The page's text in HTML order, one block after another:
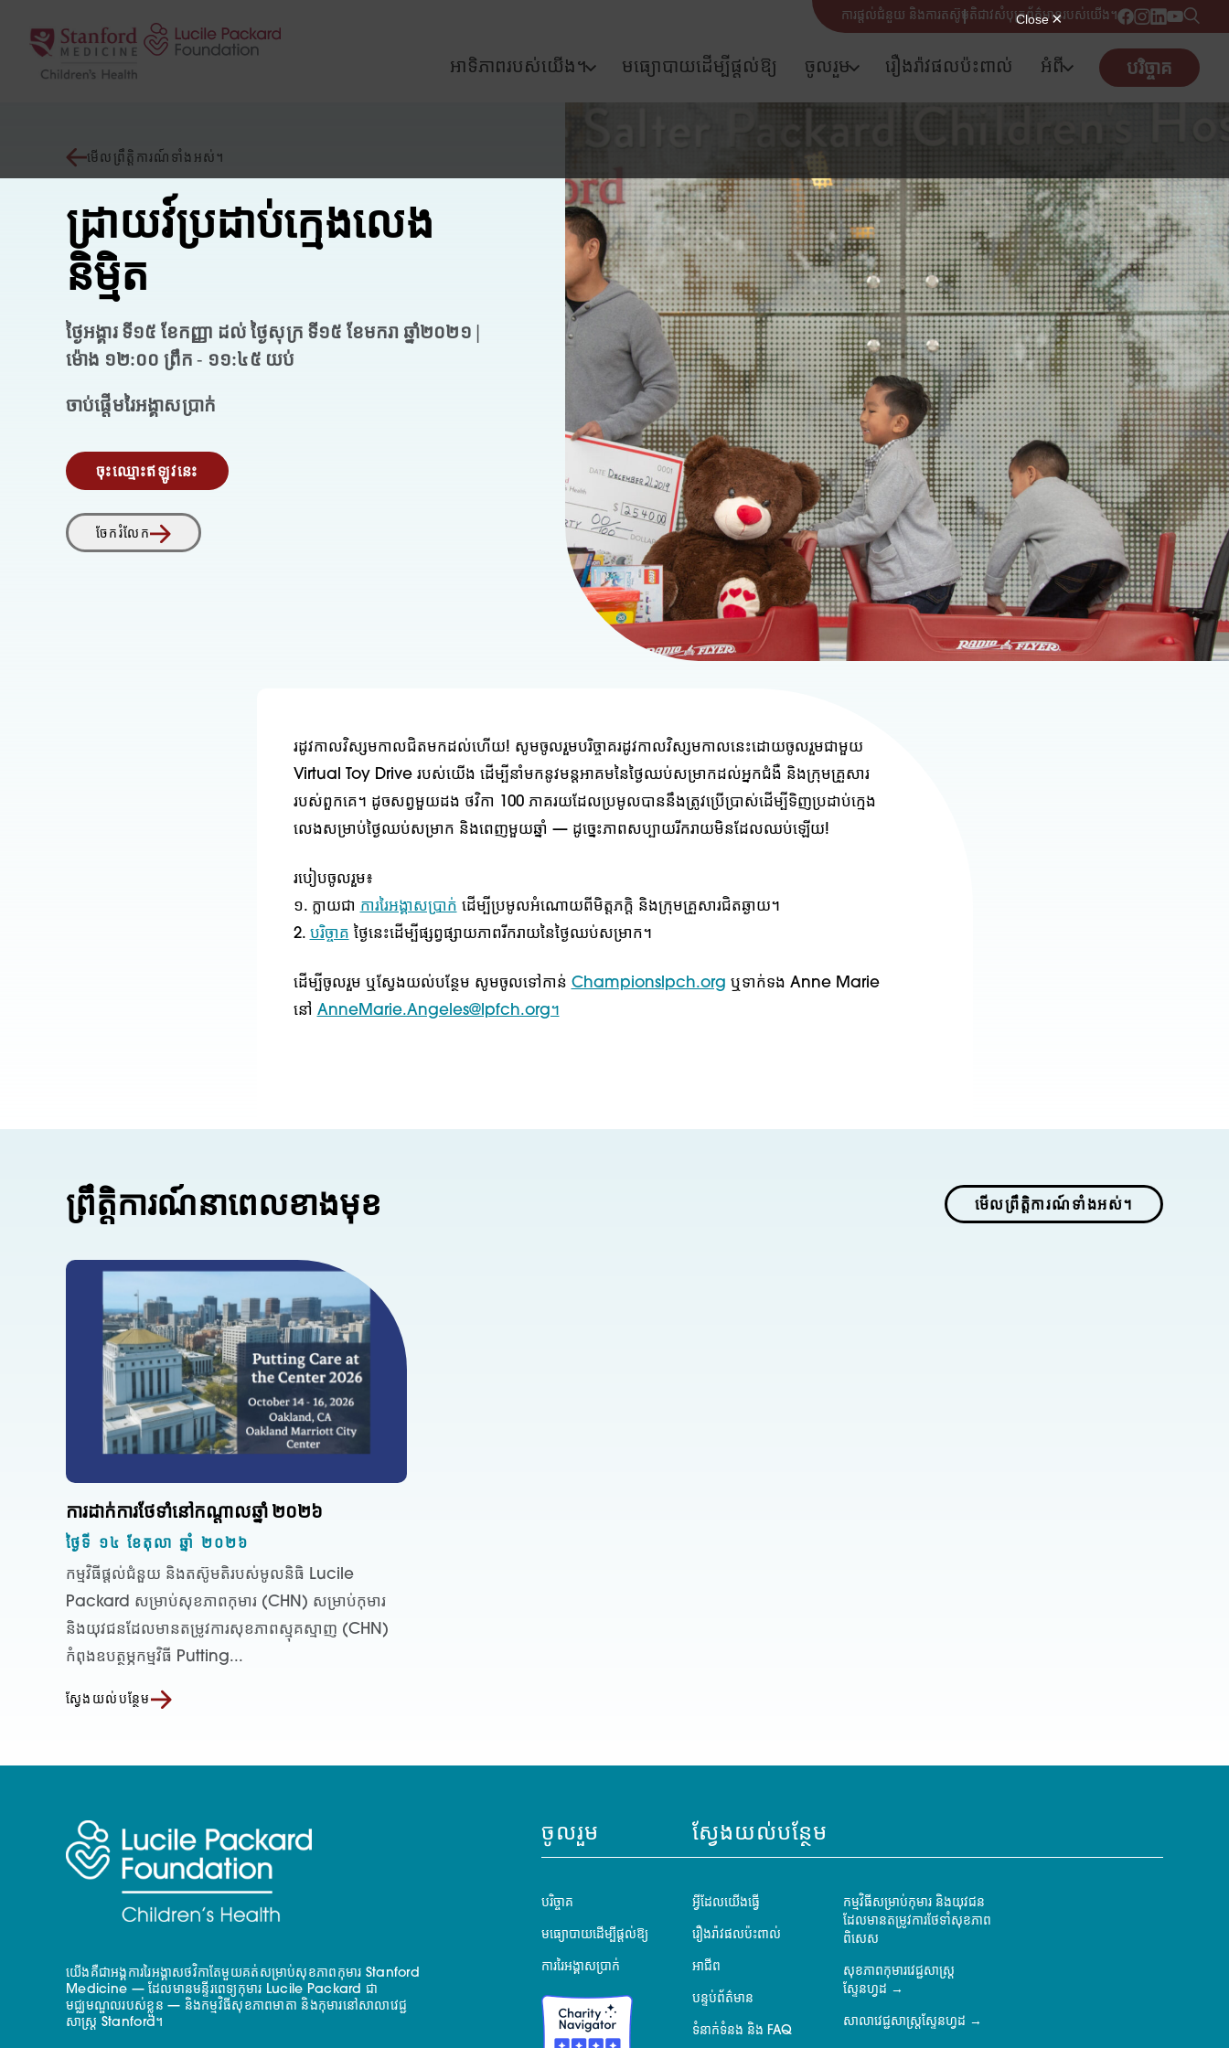
ការផ្តល់ជំនួយ និងការតស៊ូមតិជាវសំបុត្រព័ត៌មានរបស់យើង។
អាទិភាពរបស់យើង។ មធ្យោបាយដើម្បីផ្តល់ឱ្យ ចូលរួម រឿងរ៉ាវផលប៉ះពាល់ អំពី បរិច្ចាគ
មើលព្រឹត្តិការណ៍ទាំងអស់។
ដ្រាយវ៍ប្រដាប់ក្មេងលេង
និម្មិត
ថ្ងៃអង្គារ ទី១៥ ខែកញ្ញា ដល់ ថ្ងៃសុក្រ ទី១៥ ខែមករា ឆ្នាំ២០២១ |
ម៉ោង ១២:០០ ព្រឹក - ១១:៤៥ យប់
ចាប់ផ្តើមរៃអង្គាសប្រាក់
ចុះឈ្មោះឥឡូវនេះ
ចែករំលែក
រដូវកាលវិស្សមកាលជិតមកដល់ហើយ! សូមចូលរួមបរិច្ចាគរដូវកាលវិស្សមកាលនេះដោយចូលរួមជាមួយ
Virtual Toy Drive របស់យើង ដើម្បីនាំមកនូវមន្តអាគមនៃថ្ងៃឈប់សម្រាកដល់អ្នកជំងឺ និងក្រុមគ្រួសារ
របស់ពួកគេ។ ដូចសព្វមួយដង ថវិកា 100 ភាគរយដែលប្រមូលបាននឹងត្រូវប្រើប្រាស់ដើម្បីទិញប្រដាប់ក្មេង
លេងសម្រាប់ថ្ងៃឈប់សម្រាក និងពេញមួយឆ្នាំ — ដូច្នេះភាពសប្បាយរីករាយមិនដែលឈប់ឡើយ!
របៀបចូលរួម៖
១. ក្លាយជា ការរៃអង្គាសប្រាក់ ដើម្បីប្រមូលអំណោយពីមិត្តភក្តិ និងក្រុមគ្រួសារជិតឆ្ងាយ។
2. បរិច្ចាគ ថ្ងៃនេះដើម្បីផ្សព្វផ្សាយភាពរីករាយនៃថ្ងៃឈប់សម្រាក។
ដើម្បីចូលរួម ឬស្វែងយល់បន្ថែម សូមចូលទៅកាន់ Championslpch.org ឬទាក់ទង Anne Marie
នៅ AnneMarie.Angeles@lpfch.org។
ព្រឹត្តិការណ៍នាពេលខាងមុខ មើលព្រឹត្តិការណ៍ទាំងអស់។
ការដាក់ការថែទាំនៅកណ្តាលឆ្នាំ ២០២៦
ថ្ងៃទី ១៤ ខែតុលា ឆ្នាំ ២០២៦
កម្មវិធីផ្តល់ជំនួយ និងតស៊ូមតិរបស់មូលនិធិ Lucile
Packard សម្រាប់សុខភាពកុមារ (CHN) សម្រាប់កុមារ
និងយុវជនដែលមានតម្រូវការសុខភាពស្មុគស្មាញ (CHN)
កំពុងឧបត្ថម្ភកម្មវិធី Putting...
ស្វែងយល់បន្ថែម
យើងគឺជាអង្គការរៃអង្គាសថវិកាតែមួយគត់សម្រាប់សុខភាពកុមារ Stanford
Medicine — ដែលមានមន្ទីរពេទ្យកុមារ Lucile Packard ជា
មជ្ឈមណ្ឌលរបស់ខ្លួន — និងកម្មវិធីសុខភាពមាតា និងកុមារនៅសាលាវេជ្ជ
សាស្ត្រ Stanford។
ចូលរួម
បរិច្ចាគ
មធ្យោបាយដើម្បីផ្តល់ឱ្យ
ការរៃអង្គាសប្រាក់
ស្វែងយល់បន្ថែម
អ្វីដែលយើងធ្វើ
រឿងរ៉ាវផលប៉ះពាល់
អាជីព
បន្ទប់ព័ត៌មាន
ទំនាក់ទំនង និង FAQ
កម្មវិធីសម្រាប់កុមារ និងយុវជន
ដែលមានតម្រូវការថែទាំសុខភាព
ពិសេស
សុខភាពកុមារវេជ្ជសាស្ត្រ
ស្ទែនហ្វដ
សាលាវេជ្ជសាស្ត្រស្ទែនហ្វដ